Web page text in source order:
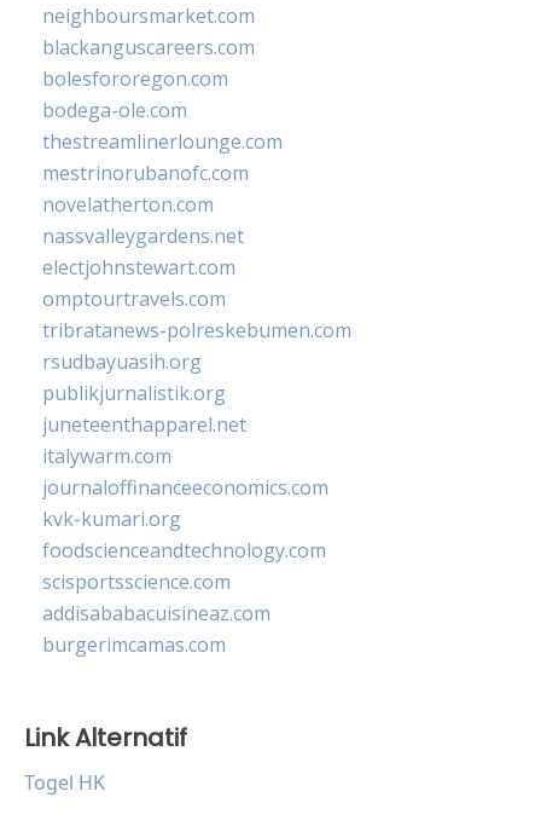
neighboursmarket.com
blackanguscareers.com
bolesfororegon.com
bodega-ole.com
thestreamlinerlounge.com
mestrinorubanofc.com
novelatherton.com
nassvalleygardens.net
electjohnstewart.com
omptourtravels.com
tribratanews-polreskebumen.com
rsudbayuasih.org
publikjurnalistik.org
juneteenthapparel.net
italywarm.com
journaloffinanceeconomics.com
kvk-kumari.org
foodscienceandtechnology.com
scisportsscience.com
addisababacuisineaz.com
burgerimcamas.com
Link Alternatif
Togel HK